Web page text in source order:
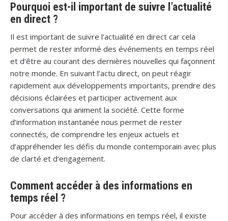
Pourquoi est-il important de suivre l’actualité
en direct ?
Il est important de suivre l’actualité en direct car cela
permet de rester informé des événements en temps réel
et d’être au courant des dernières nouvelles qui façonnent
notre monde. En suivant l’actu direct, on peut réagir
rapidement aux développements importants, prendre des
décisions éclairées et participer activement aux
conversations qui animent la société. Cette forme
d’information instantanée nous permet de rester
connectés, de comprendre les enjeux actuels et
d’appréhender les défis du monde contemporain avec plus
de clarté et d’engagement.
Comment accéder à des informations en
temps réel ?
Pour accéder à des informations en temps réel, il existe